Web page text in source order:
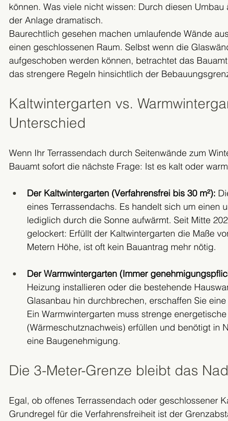
können. Was viele nicht wissen: Durch diesen
der Anlage dramatisch.
Baurechtlich gesehen machen umlaufende Wände
einen geschlossenen Raum. Selbst wenn die
aufgeschoben werden können, betrachtet das
das strengere Regeln hinsichtlich der
Kaltwintergarten vs.
Unterschied
Wenn Ihr Terrassendach durch Seitenwände zum
Bauamt sofort die nächste Frage: Ist es kalt oder
Der Kaltwintergarten (Verfahrensfrei bis 30 m²):
eines Terrassendachs. Es handelt sich um einen
lediglich durch die Sonne aufwärmt. Seit Mitte
gelockert: Erfüllt der Kaltwintergarten die Maße
Metern Höhe, ist oft kein Bauantrag mehr nötig.
Der Warmwintergarten (Immer
Heizung installieren oder die bestehende
Glasanbau hin durchbrechen, erschaffen Sie
Ein Warmwintergarten muss strenge
(Wärmeschutznachweis) erfüllen und benötigt in
eine Baugenehmigung.
Die 3-Meter-Grenze bleibt das
Egal, ob offenes Terrassendach oder geschlossener
Grundregel für die Verfahrensfreiheit ist der